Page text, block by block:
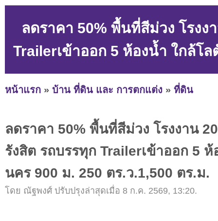
ลดราคา 50% พื้นที่สีม่วง โรงง
Trailerเข้าออก 5 ห้องน้ำ ใกล้โ
หน้าแรก » บ้าน ที่ดิน และ การตกแต่ง » ที่ดิน
ลดราคา 50% พื้นที่สีม่วง โรงงาน
รังสิต รถบรรทุก Trailerเข้าออก 5
นคร 900 ม. 250 ตร.ว.1,500 ตร.ม.
โดย ณัฐพงศ์ ปรับปรุงล่าสุดเมื่อ 8 ก.ค. 2569, 13:20.